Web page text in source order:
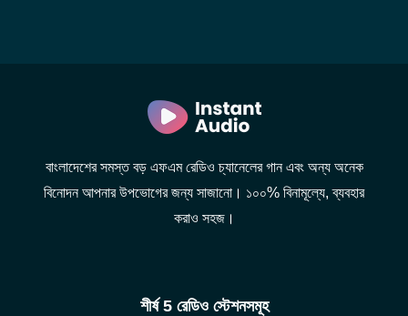
বাংলাদেশের সমস্ত বড় এফএম রেডিও চ্যানেলের গান এবং অন্য অনেক
বিনোদন আপনার উপভোগের জন্য সাজানো। ১০০% বিনামূল্যে, ব্যবহার
করাও সহজ।
শীর্ষ 5 রেডিও স্টেশনসমূহ